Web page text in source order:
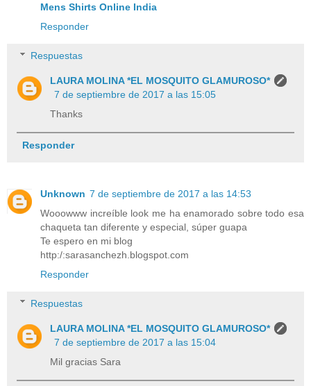
Mens Shirts Online India
Responder
Respuestas
LAURA MOLINA *EL MOSQUITO GLAMUROSO*
7 de septiembre de 2017 a las 15:05
Thanks
Responder
Unknown 7 de septiembre de 2017 a las 14:53
Wooowww increíble look me ha enamorado sobre todo esa
chaqueta tan diferente y especial, súper guapa
Te espero en mi blog
http:/:sarasanchezh.blogspot.com
Responder
Respuestas
LAURA MOLINA *EL MOSQUITO GLAMUROSO*
7 de septiembre de 2017 a las 15:04
Mil gracias Sara